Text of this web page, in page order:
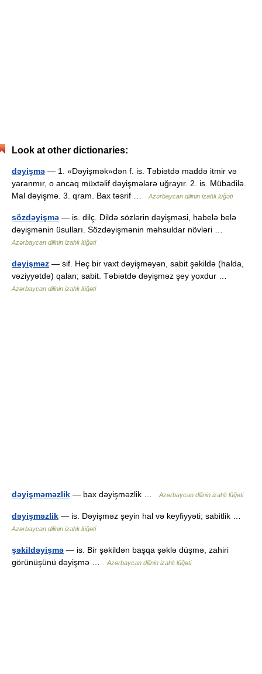
Look at other dictionaries:
dəyişmə — 1. «Dəyişmək»dən f. is. Təbiətdə maddə itmir və
yaranmır, o ancaq müxtəlif dəyişmələrə uğrayır. 2. is. Mübadilə.
Mal dəyişmə. 3. qram. Bax təsrif …
Azərbaycan dilinin izahlı lüğəti
sözdəyişmə — is. dilç. Dildə sözlərin dəyişməsi, habelə belə
dəyişmənin üsulları. Sözdəyişmənin məhsuldar növləri …
Azərbaycan dilinin izahlı lüğəti
dəyişməz — sif. Heç bir vaxt dəyişməyən, sabit şəkildə (halda,
vəziyyətdə) qalan; sabit. Təbiətdə dəyişməz şey yoxdur …
Azərbaycan dilinin izahlı lüğəti
dəyişməməzlik — bax dəyişməzlik … Azərbaycan dilinin izahlı lüğəti
dəyişməzlik — is. Dəyişməz şeyin hal və keyfiyyəti; sabitlik …
Azərbaycan dilinin izahlı lüğəti
şəkildəyişmə — is. Bir şəkildən başqa şəklə düşmə, zahiri
görünüşünü dəyişmə …
Azərbaycan dilinin izahlı lüğəti